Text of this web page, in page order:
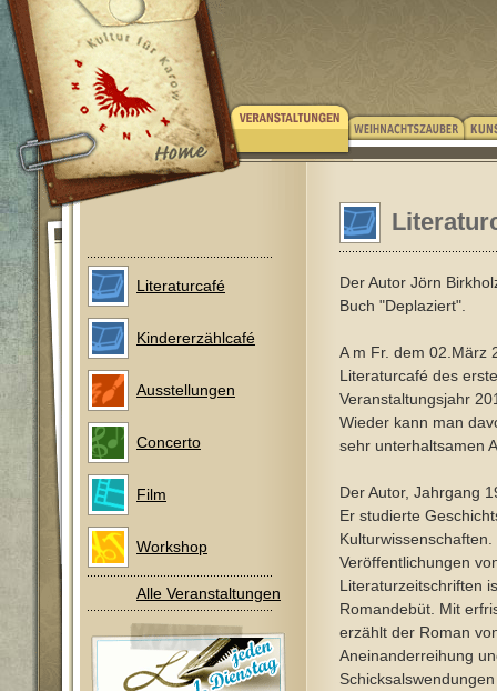
Literaturcafé
Kindererzählcafé
Ausstellungen
Concerto
Film
Workshop
Alle Veranstaltungen
Der Autor Jörn
Buch "Deplaziert".
A m Fr. dem 02.März
Literaturcafé des
Veranstaltungsjahr
Wieder kann man
sehr unterhaltsamen
Der Autor, Jahrgang
Er studierte
Veröffentlichungen
Literaturzeitschriften
Romandebüt. Mit
erzählt der Roman
Aneinanderreihung